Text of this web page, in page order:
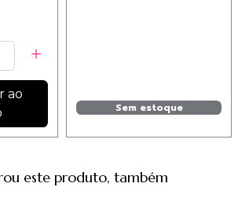
ao
Sem estoque
este produto, também